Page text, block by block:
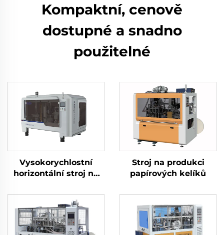
Kompaktní, cenově
dostupné a snadno
použitelné
Vysokorychlostní
horizontální stroj na
Stroj na produkci
papírových kelíků